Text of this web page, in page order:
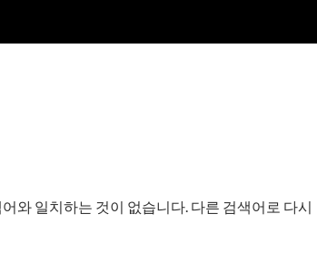
와 일치하는 것이 없습니다. 다른 검색어로 다시